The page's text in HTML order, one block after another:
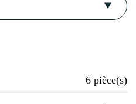
6 pièce(s)